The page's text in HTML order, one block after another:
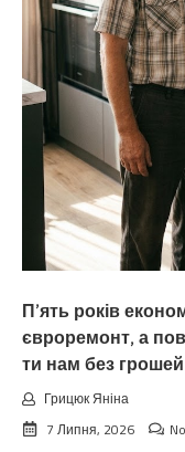
П’ять років
євроремонт, а
ти нам без грошей
Грицюк Яніна
7 Липня, 2026